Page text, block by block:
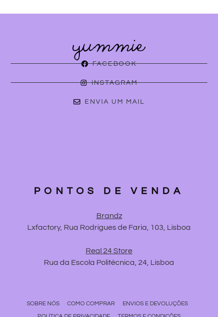
FACEBOOK
INSTAGRAM
ENVIA UM MAIL
PONTOS DE VENDA
Brandz
Lxfactory, Rua Rodrigues de Faria, 103, Lisboa
Real 24 Store
Rua da Escola Politécnica, 24, Lisboa
SOBRE NÓS COMO COMPRAR
ENVIOS E DEVOLUÇÕES